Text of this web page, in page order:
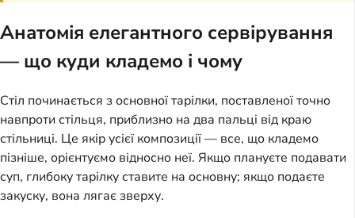
Анатомія елегантного сервірування
— що куди кладемо і чому
Стіл починається з основної тарілки, поставленої точно
навпроти стільця, приблизно на два пальці від краю
стільниці. Це якір усієї композиції — все, що кладемо
пізніше, орієнтуємо відносно неї. Якщо плануєте подавати
суп, глибоку тарілку ставите на основну; якщо подаєте
закуску, вона лягає зверху.